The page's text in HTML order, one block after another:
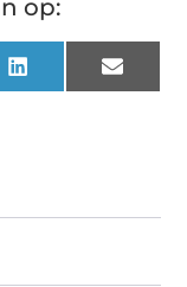
op:
LinkedIn Email